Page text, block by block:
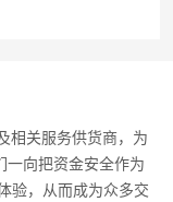
相关服务供货商，为
一向把资金安全作为
验，从而成为众多交